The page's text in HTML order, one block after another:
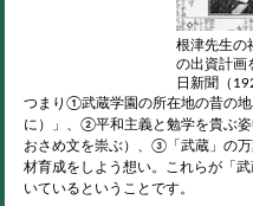
根津先生の
の出資計画
日新聞（
つまり①武蔵学園の所在地の昔の地
に）」、②平和主義と勉学を貴ぶ
おさめ文を崇ぶ）、③「武蔵」の
材育成をしよう想い。これらが「
いているということです。